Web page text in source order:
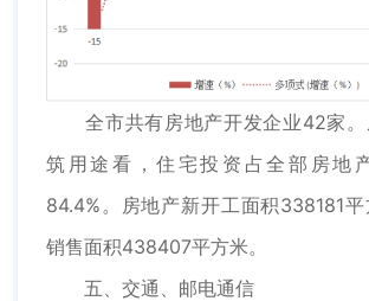
全市共有房地产开发企业42家。
筑用途看，住宅投资占全部房地
84.4%。房地产新开工面积338181
销售面积438407平方米。
五、交通、邮电通信